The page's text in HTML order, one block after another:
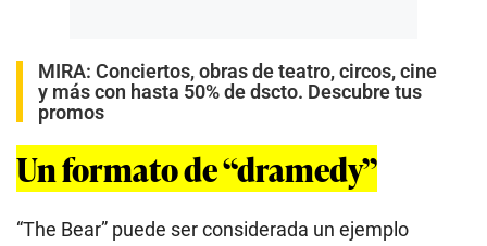
MIRA: Conciertos, obras de teatro, circos, cine
y más con hasta 50% de dscto. Descubre tus
promos
Un formato de “dramedy”
“The Bear” puede ser considerada un ejemplo